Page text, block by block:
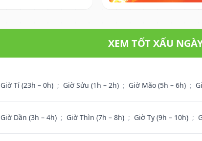
XEM TỐT XẤU
Giờ Tí (23h – 0h) ; Giờ Sửu (1h – 2h) ; Giờ Mão (5h – 6h) ;
Giờ Dần (3h – 4h) ; Giờ Thìn (7h – 8h) ; Giờ Tỵ (9h – 10h) ;